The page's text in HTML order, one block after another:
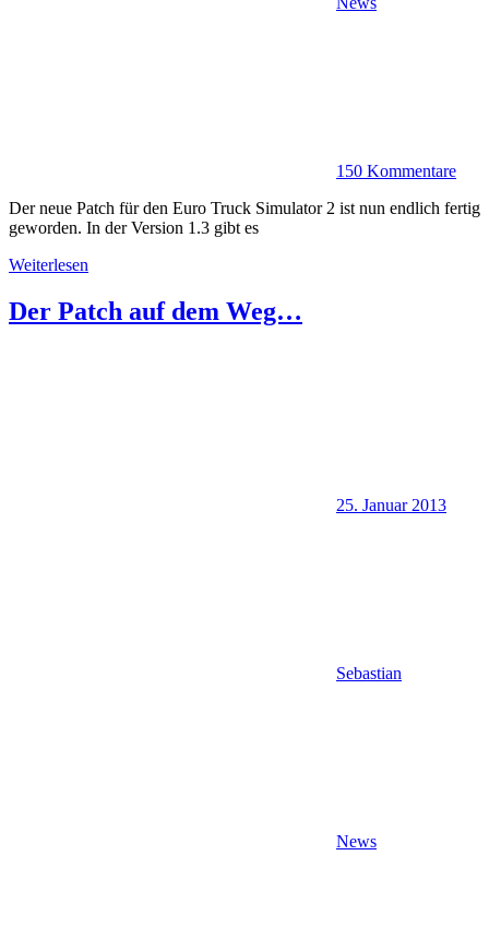
150 Kommentare
Der neue Patch für den Euro Truck Simulator 2 ist nun endlich fertig
geworden. In der Version 1.3 gibt es
Weiterlesen
Der Patch auf dem Weg…
25. Januar 2013
Sebastian
News